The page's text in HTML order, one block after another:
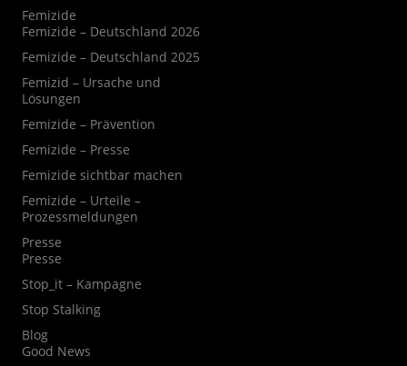
Femizide
Femizide – Deutschland 2026
Femizide – Deutschland 2025
Femizid – Ursache und
Lösungen
Femizide – Prävention
Femizide – Presse
Femizide sichtbar machen
Femizide – Urteile –
Prozessmeldungen
Presse
Presse
Stop_it – Kampagne
Stop Stalking
Blog
Good News